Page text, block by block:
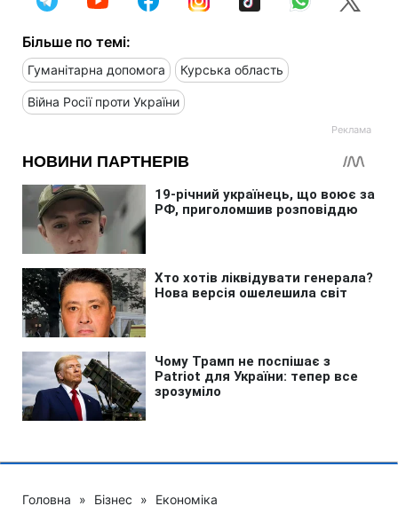
Більше по темі:
Гуманітарна допомога Курська область
Війна Росії проти України
Головна » Бізнес » Економіка